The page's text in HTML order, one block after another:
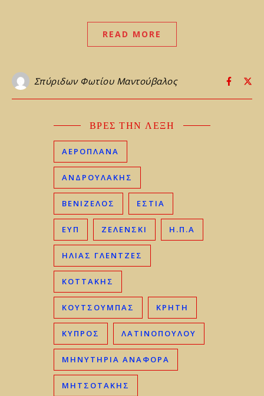
READ MORE
Σπύριδων Φωτίου Μαντούβαλος
ΒΡΕΣ ΤΗΝ ΛΕΞΗ
ΑΕΡΟΠΛΑΝΑ
ΑΝΔΡΟΥΛΑΚΗΣ
ΒΕΝΙΖΈΛΟΣ ΕΣΤΙΑ
ΕΥΠ ΖΕΛΕΝΣΚΙ Η.Π.Α
ΗΛΊΑΣ ΓΛΕΝΤΖΈΣ
ΚΟΤΤΑΚΗΣ
ΚΟΥΤΣΟΥΜΠΑΣ ΚΡΉΤΗ
ΚΎΠΡΟΣ ΛΑΤΙΝΟΠΟΥΛΟΥ
ΜΗΝΥΤΗΡΙΑ ΑΝΑΦΟΡΑ
ΜΗΤΣΟΤΆΚΗΣ